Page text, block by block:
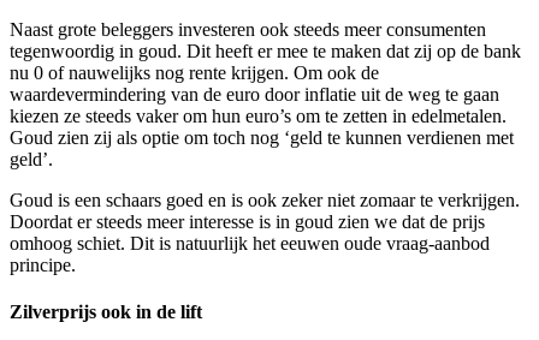
Naast grote beleggers investeren ook steeds meer consumenten
tegenwoordig in goud. Dit heeft er mee te maken dat zij op de bank
nu 0 of nauwelijks nog rente krijgen. Om ook de
waardevermindering van de euro door inflatie uit de weg te gaan
kiezen ze steeds vaker om hun euro’s om te zetten in edelmetalen.
Goud zien zij als optie om toch nog ‘geld te kunnen verdienen met
geld’.
Goud is een schaars goed en is ook zeker niet zomaar te verkrijgen.
Doordat er steeds meer interesse is in goud zien we dat de prijs
omhoog schiet. Dit is natuurlijk het eeuwen oude vraag-aanbod
principe.
Zilverprijs ook in de lift